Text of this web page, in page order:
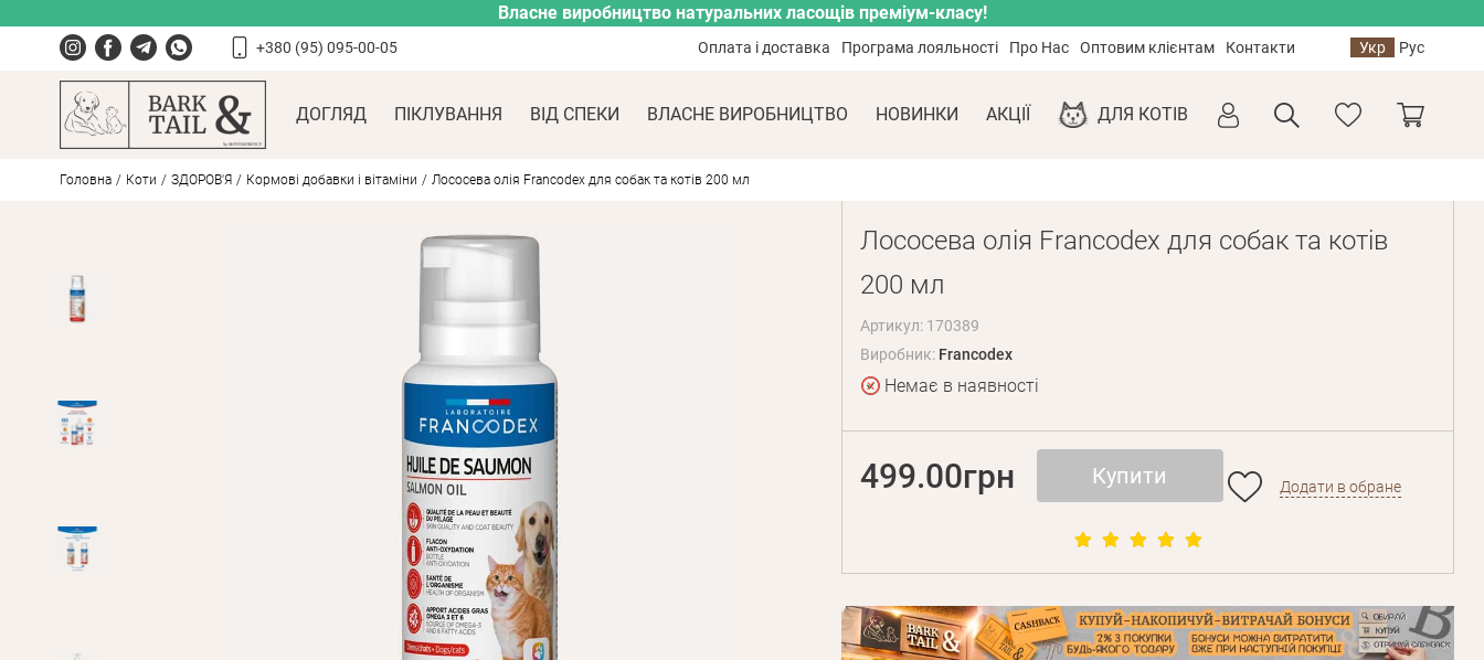
Власне виробництво натуральних ласощів преміум-класу!
+380 (95) 095-00-05 Оплата і доставка Програма лояльності Про Нас Оптовим клієнтам Контакти Укр Рус
ДОГЛЯД ПІКЛУВАННЯ ВІД СПЕКИ ВЛАСНЕ ВИРОБНИЦТВО НОВИНКИ АКЦІЇ ДЛЯ КОТІВ
Головна Коти ЗДОРОВ'Я Кормові добавки і вітаміни Лососева олія Francodex для собак та котів 200 мл
Лососева олія Francodex для собак та котів
200 мл
Артикул: 170389
Виробник: Francodex
Немає в наявності
499.00грн Купити Додати в обране